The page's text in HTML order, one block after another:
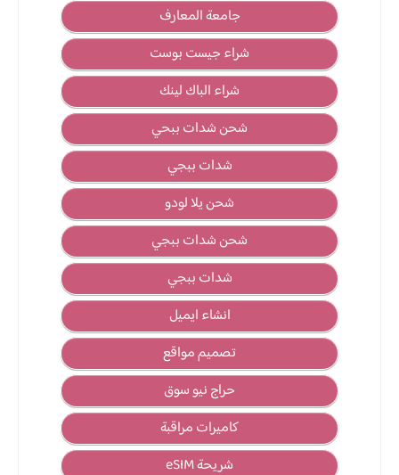
جامعة المعارف
شراء جيست بوست
شراء الباك لينك
شحن شدات ببحي
شدات ببجي
شحن يلا لودو
شحن شدات ببجي
شدات ببجي
انشاء ايميل
تصميم مواقع
حراج نيو سوق
كاميرات مراقبة
شريحة eSIM